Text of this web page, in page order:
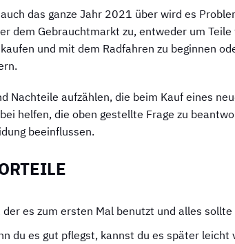
das ganze Jahr 2021 über wird es
dem Gebrauchtmarkt zu, entweder um
und mit dem Radfahren zu beginnen
Nachteile aufzählen, die beim Kauf eines
helfen, die oben gestellte Frage zu
beeinflussen.
es zum ersten Mal benutzt und alles
du es gut pflegst, kannst du es später